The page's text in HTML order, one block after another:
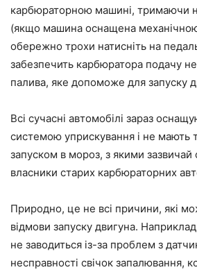
карбюраторною машині, тримаючи
(якщо машина оснащена
обережно трохи натисніть на
забезпечить карбюратора подачу
палива, яке допоможе для запуску
Всі сучасні автомобілі зараз
системою уприскування і не мають
запуском в мороз, з якими зазвичай
власники старих карбюраторних
Природно, це не всі причини, які
відмови запуску двигуна.
не заводиться із-за проблем з
несправності свічок запалювання,